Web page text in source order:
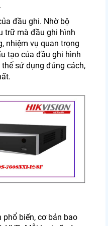
đầu ghi. Nhờ bộ
trữ mà đầu ghi hình
nhiệm vụ quan trọng
tạo của đầu ghi hình
sử dụng đúng cách,
phổ biến, cơ bản bao